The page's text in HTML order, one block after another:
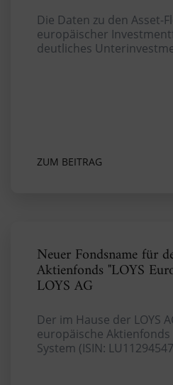
Die Daten zu den Asset-
europäischer
deutliches
ZUM BEITRAG
Neuer Fondsname für
Aktienfonds "LOYS
LOYS AG
Der im Hause der LOYS
europäische Aktienfonds
System (ISIN: